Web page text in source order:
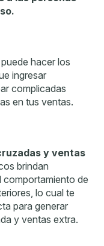
hacer los
ingresar
complicadas
en tus ventas.
y ventas
brindan
comportamiento de
lo cual te
para generar
y ventas extra.